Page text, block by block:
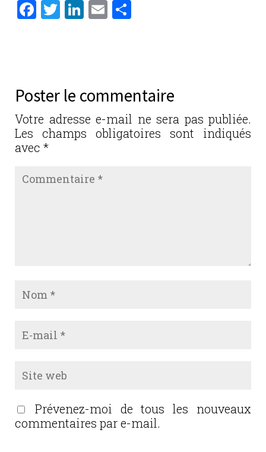
F
b
o
o
k
T
r
Li
n
E
er
Poster le commentaire
Votre adresse e-mail ne sera pas publiée.
Les champs obligatoires sont indiqués
avec *
Prévenez-moi de tous les nouveaux
commentaires par e-mail.